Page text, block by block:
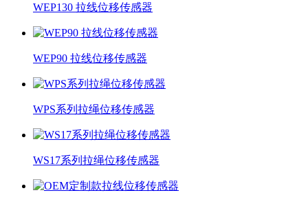
WEP130 拉线位移传感器
WEP90 拉线位移传感器
WPS系列拉绳位移传感器
WS17系列拉绳位移传感器